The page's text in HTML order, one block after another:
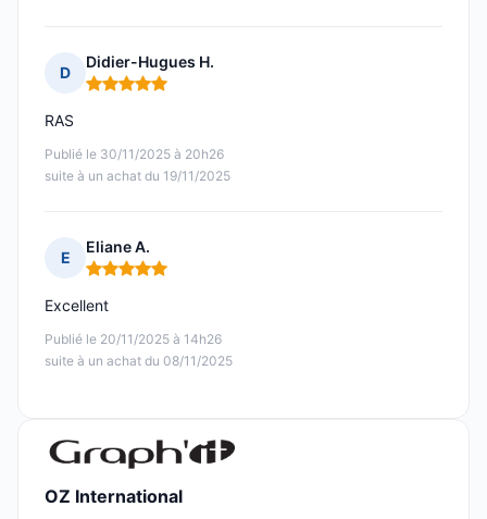
D
Didier-Hugues H.
Note : 5 sur 5
Publié le 30/11/2025 à 20h26
suite à un achat du 19/11/2025
RAS
E
Eliane A.
Note : 5 sur 5
Publié le 20/11/2025 à 14h26
suite à un achat du 08/11/2025
Excellent
OZ International